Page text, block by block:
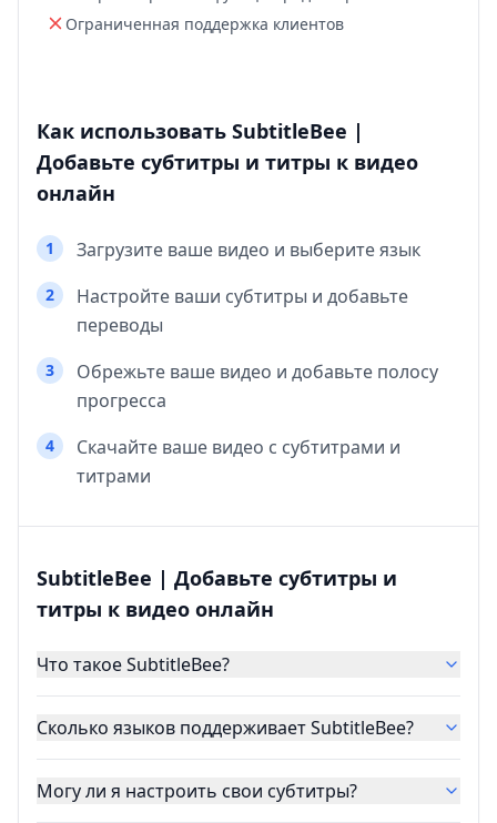
Ограниченная поддержка клиентов
Как использовать SubtitleBee |
Добавьте субтитры и титры к видео
онлайн
1 Загрузите ваше видео и выберите язык
2
Настройте ваши субтитры и добавьте
переводы
3
Обрежьте ваше видео и добавьте полосу
прогресса
4
Скачайте ваше видео с субтитрами и
титрами
SubtitleBee | Добавьте субтитры и
титры к видео онлайн
Что такое SubtitleBee?
Сколько языков поддерживает SubtitleBee?
Могу ли я настроить свои субтитры?